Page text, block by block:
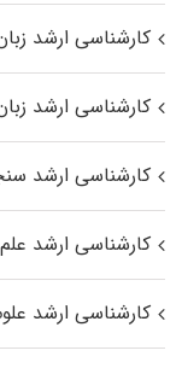
کارشناسی ارشد
کارشناسی ارشد
کارشناسی ارشد
کارشناسی ارشد
کارشناسی ارشد